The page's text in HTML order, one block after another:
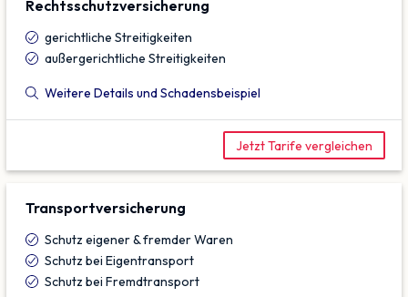
Rechtsschutz­versicherung
gerichtliche Streitigkeiten
außergerichtliche Streitigkeiten
Weitere Details und Schadensbeispiel
Jetzt Tarife vergleichen
Transport­versicherung
Schutz eigener & fremder Waren
Schutz bei Eigentransport
Schutz bei Fremdtransport